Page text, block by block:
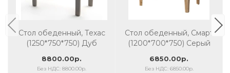
Стол обеденный, Техас
(1250*750*750) Дуб
камень
8800.00р.
Без НДС: 8800.00р.
Стол обеденный, Смарт
(1200*700*750) Серый
6850.00р.
Без НДС: 6850.00р.